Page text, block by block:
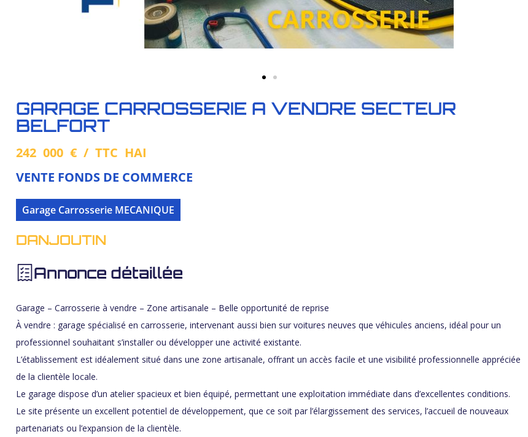
GARAGE CARROSSERIE A VENDRE SECTEUR
BELFORT
242 000 € / TTC HAI
VENTE FONDS DE COMMERCE
Garage Carrosserie MECANIQUE
DANJOUTIN
Annonce détaillée
Garage – Carrosserie à vendre – Zone artisanale – Belle opportunité de reprise
À vendre : garage spécialisé en carrosserie, intervenant aussi bien sur voitures neuves que véhicules anciens, idéal pour un
professionnel souhaitant s’installer ou développer une activité existante.
L’établissement est idéalement situé dans une zone artisanale, offrant un accès facile et une visibilité professionnelle appréciée
de la clientèle locale.
Le garage dispose d’un atelier spacieux et bien équipé, permettant une exploitation immédiate dans d’excellentes conditions.
Le site présente un excellent potentiel de développement, que ce soit par l’élargissement des services, l’accueil de nouveaux
partenariats ou l’expansion de la clientèle.